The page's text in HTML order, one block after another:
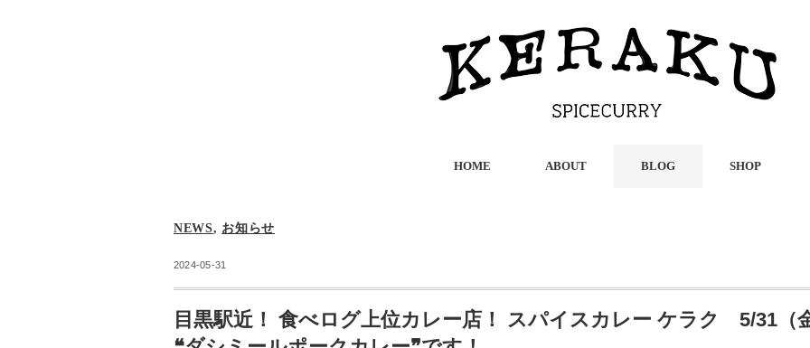
HOME ABOUT BLOG SHOP
NEWS, お知らせ
2024-05-31
目黒駅近！ 食べログ上位カレー店！ スパイスカレー ケラク 5/31（